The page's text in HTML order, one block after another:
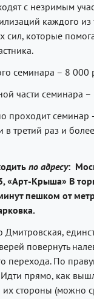
с незримым
каждого из
сил, которые
семинара – 8 000
части семинара
проходит семинар
в третий раз и
по адресу:
«Арт-Крыша» В
пешком от
Дмитровская,
повернуть
перехода. По
Идти прямо, как
их стороны (можно